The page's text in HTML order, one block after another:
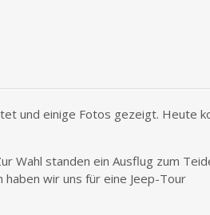
und einige Fotos gezeigt. Heute
Wahl standen ein Ausflug zum
wir uns für eine Jeep-Tour